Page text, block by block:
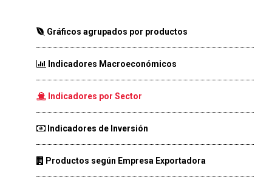
Gráficos agrupados por productos
Indicadores Macroeconómicos
Indicadores por Sector
Indicadores de Inversión
Productos según Empresa Exportadora